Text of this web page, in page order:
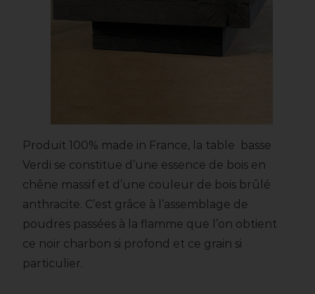
Produit 100% made in France, la table basse
Verdi se constitue d’une essence de bois en
chêne massif et d’une couleur de bois brûlé
anthracite. C’est grâce à l’assemblage de
poudres passées à la flamme que l’on obtient
ce noir charbon si profond et ce grain si
particulier.